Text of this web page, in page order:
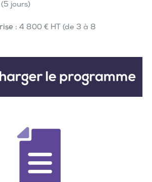
jours)
: 4 800 € HT (de 3 à 8